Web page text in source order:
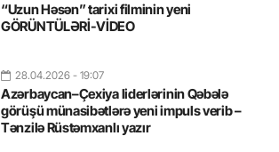
“Uzun Həsən” tarixi filminin yeni
GÖRÜNTÜLƏRİ-VİDEO
28.04.2026 - 19:07
Azərbaycan–Çexiya liderlərinin Qəbələ
görüşü münasibətlərə yeni impuls verib –
Tənzilə Rüstəmxanlı yazır